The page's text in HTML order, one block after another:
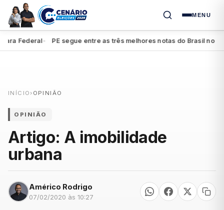
MENU
Federal● PE segue entre as três melhores notas do Brasil no Ideb
INÍCIO › OPINIÃO
OPINIÃO
Artigo: A imobilidade
urbana
Américo Rodrigo
07/02/2020 às 10:27